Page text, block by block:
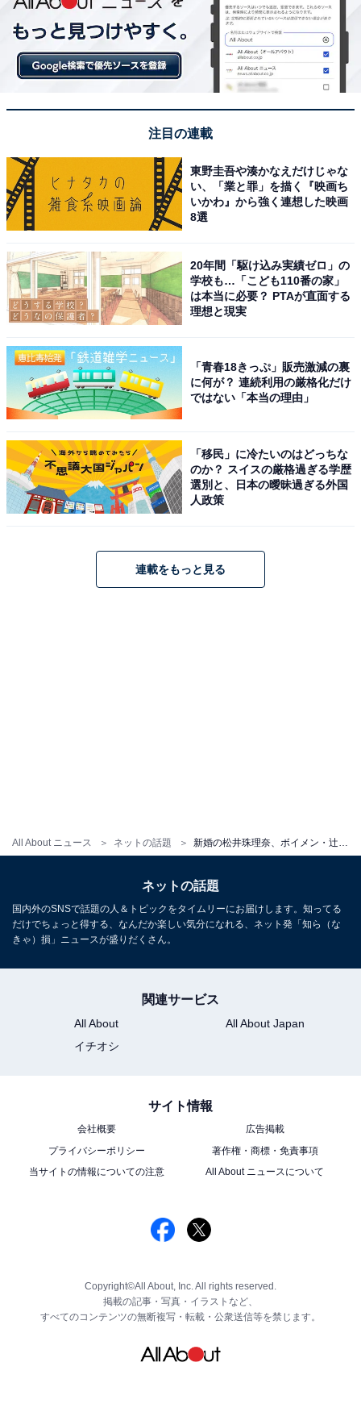
All About ニュース ネットの話題 新婚の松井珠理奈、ボイメン・辻本達規との夫婦ショット公開！ 和装姿に「男前」「とってもお似合いの2人」
注目の連載
東野圭吾や湊かなえだけじゃな
い、「業と罪」を描く『映画ち
いかわ』から強く連想した映画
8選
20年間「駆け込み実績ゼロ」の
学校も…「こども110番の家」
は本当に必要？ PTAが直面する
理想と現実
「青春18きっぷ」販売激減の裏
に何が？ 連続利用の厳格化だけ
ではない「本当の理由」
「移民」に冷たいのはどっちな
のか？ スイスの厳格過ぎる学歴
選別と、日本の曖昧過ぎる外国
人政策
連載をもっと見る
ネットの話題
国内外のSNSで話題の人＆トピックをタイムリーにお届けします。知ってる
だけでちょっと得する、なんだか楽しい気分になれる、ネット発「知ら（な
きゃ）損」ニュースが盛りだくさん。
関連サービス
All About
All About Japan
イチオシ
サイト情報
会社概要
広告掲載
プライバシーポリシー
著作権・商標・免責事項
当サイトの情報についての注意
All About ニュースについて
Copyright©All About, Inc. All rights reserved.
掲載の記事・写真・イラストなど、
すべてのコンテンツの無断複写・転載・公衆送信等を禁じます。